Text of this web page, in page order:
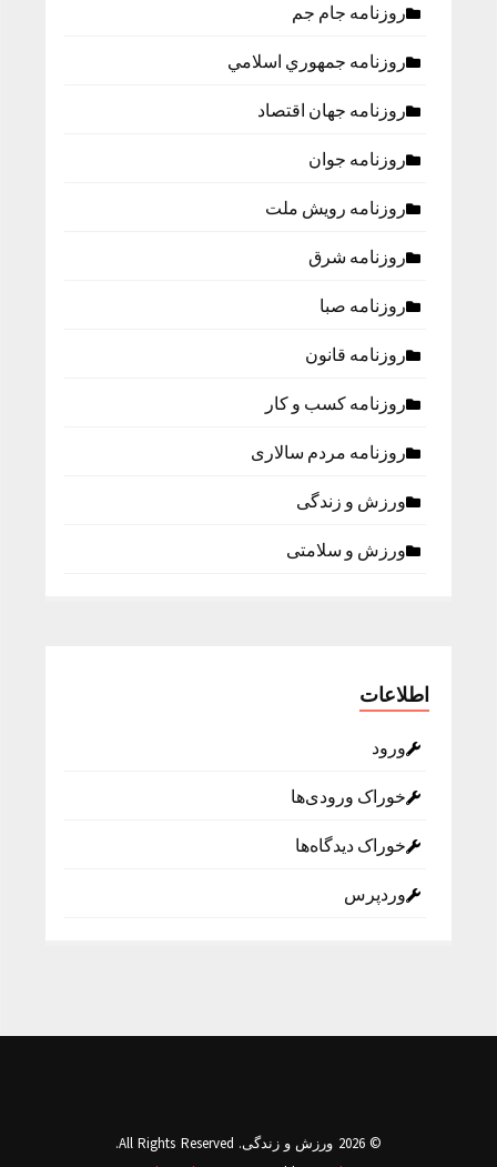
روزنامه جام جم
روزنامه جمهوري اسلامي
روزنامه جهان اقتصاد
روزنامه جوان
روزنامه رویش ملت
روزنامه شرق
روزنامه صبا
روزنامه قانون
روزنامه كسب و كار
روزنامه مردم سالاری
ورزش و زندگی
ورزش و سلامتی
اطلاعات
ورود
خوراک ورودی‌ها
خوراک دیدگاه‌ها
وردپرس
© 2026 ورزش و زندگی. All Rights Reserved.